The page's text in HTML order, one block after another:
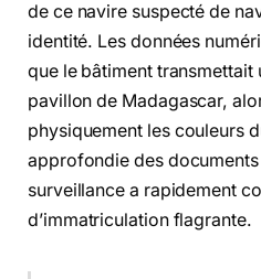
de ce navire suspecté de
identité. Les données
que le bâtiment transmettait
pavillon de Madagascar,
physiquement les couleurs
approfondie des
surveillance a rapidement
d’immatriculation flagrante.